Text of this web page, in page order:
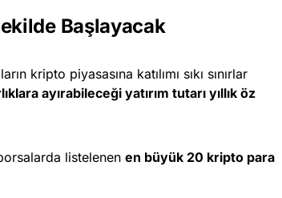
Başlayacak
kripto piyasasına katılımı sıkı sınırlar
ayırabileceği yatırım tutarı yıllık öz
listelenen en büyük 20 kripto para